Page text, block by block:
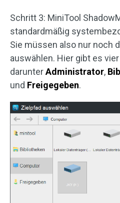
Schritt 3: MiniTool
standardmäßig
Sie müssen also nur noch
auswählen. Hier gibt es
darunterAdministrator,
und Freigegeben.